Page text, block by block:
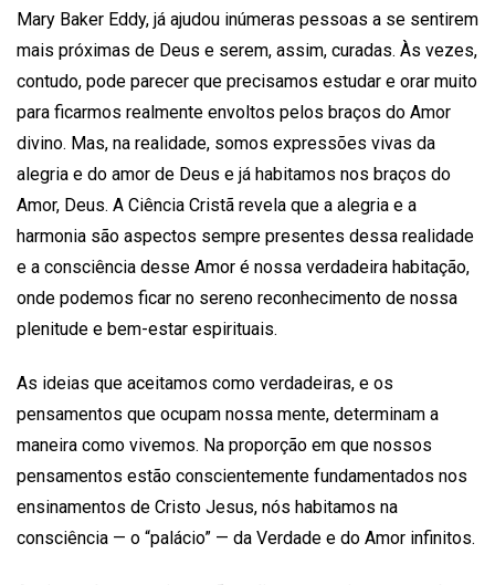
Mary Baker Eddy, já ajudou inúmeras pessoas a se sentirem
mais próximas de Deus e serem, assim, curadas. Às vezes,
contudo, pode parecer que precisamos estudar e orar muito
para ficarmos realmente envoltos pelos braços do Amor
divino. Mas, na realidade, somos expressões vivas da
alegria e do amor de Deus e já habitamos nos braços do
Amor, Deus. A Ciência Cristã revela que a alegria e a
harmonia são aspectos sempre presentes dessa realidade
e a consciência desse Amor é nossa verdadeira habitação,
onde podemos ficar no sereno reconhecimento de nossa
plenitude e bem-estar espirituais.
As ideias que aceitamos como verdadeiras, e os
pensamentos que ocupam nossa mente, determinam a
maneira como vivemos. Na proporção em que nossos
pensamentos estão conscientemente fundamentados nos
ensinamentos de Cristo Jesus, nós habitamos na
consciência — o “palácio” — da Verdade e do Amor infinitos.